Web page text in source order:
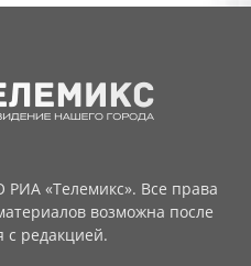
«Телемикс». Все права
возможна после
с редакцией.